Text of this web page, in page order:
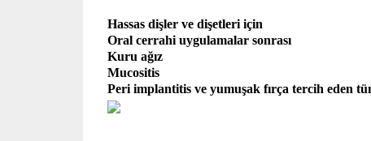
Hassas dişler ve dişetleri için
Oral cerrahi uygulamalar sonrası
Kuru ağız
Mucositis
Peri implantitis ve yumuşak fırça tercih eden